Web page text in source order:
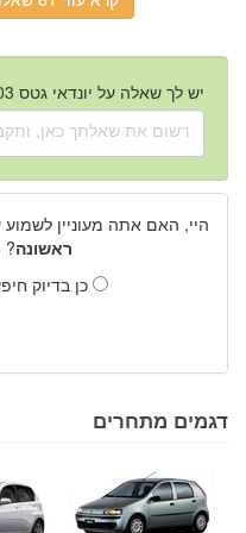
יש לך שאלה על יונדאי גטס 2003 - 2010 יד שנייה?
היי, האם אתה מעוניין
ראשונה?
כן בדיוק
דגמים מתחרים